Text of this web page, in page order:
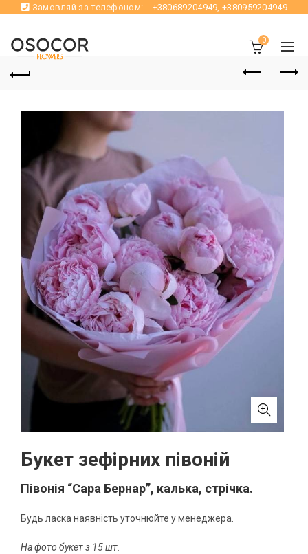
Замовляй за телефоном: +380689204949,+380959204949
0
Букет зефірних півоній
Півонія “Сара Бернар”, калька, стрічка.
Будь ласка наявність уточнюйте у менеджера.
На фото букет з 15 шт.